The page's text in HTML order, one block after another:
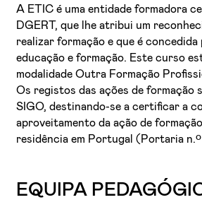
integrada os conhecimentos de
criatividade e performance.
A ETIC é uma entidade formadora
DGERT, que lhe atribui um
realizar formação e que é concedida
educação e formação. Este curso
modalidade Outra Formação
Os registos das ações de formação
SIGO, destinando-se a certificar a
aproveitamento da ação de
residência em Portugal (Portaria
EQUIPA